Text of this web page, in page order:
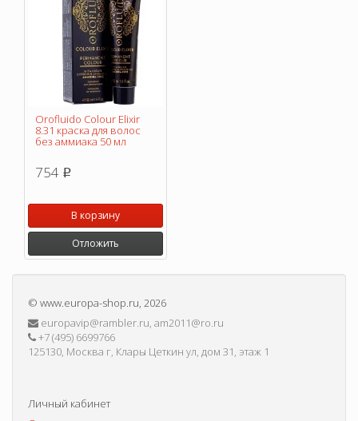
Orofluido Colour Elixir
8.31 краска для волос
без аммиака 50 мл
754 p
В корзину
Отложить
© www.europa-shop.ru, 2026
europavip@rambler.ru, am2011@ro.ru
+7 (495) 6699766
125130, Москва г, Клары Цеткин ул, дом 31, этаж 1
Личный кабинет